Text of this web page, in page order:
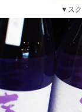
▼スク